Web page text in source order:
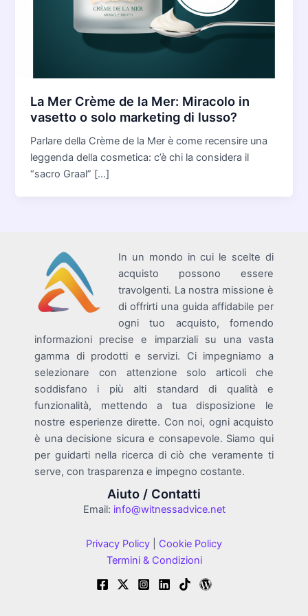
La Mer Crème de la Mer: Miracolo in
vasetto o solo marketing di lusso?
Parlare della Crème de la Mer è come recensire una
leggenda della cosmetica: c’è chi la considera il
“sacro Graal” […]
In un mondo in cui le scelte di
acquisto possono essere
travolgenti. La nostra missione è
di offrirti una guida affidabile per
ogni tuo acquisto, fornendo
informazioni precise e imparziali su una vasta
gamma di prodotti e servizi. Ci impegniamo a
selezionare con attenzione solo articoli che
soddisfano i più alti standard di qualità e
funzionalità, mettendo a tua disposizione le
nostre esperienze dirette. Con noi, ogni acquisto
è una decisione sicura e consapevole. Siamo qui
per guidarti nella ricerca di ciò che veramente ti
serve, con trasparenza e impegno costante.
Aiuto / Contatti
Email: info@witnessadvice.net
Privacy Policy
Cookie Policy
Termini & Condizioni